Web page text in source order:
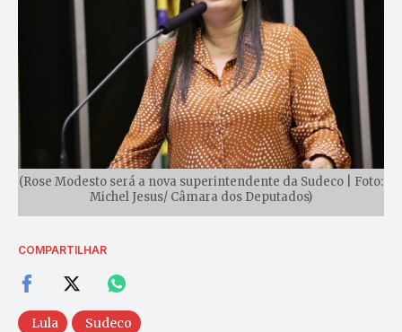
(Rose Modesto será a nova superintendente da Sudeco | Foto:
Michel Jesus/ Câmara dos Deputados)
COMPARTILHAR
Lula Sudeco